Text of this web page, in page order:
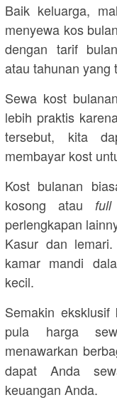
Baik keluarga,
menyewa kos
dengan tarif
atau tahunan yang
Sewa kost
lebih praktis
tersebut, kita
membayar kost
Kost bulanan
kosong atau
perlengkapan
Kasur dan
kamar mandi
kecil.
Semakin
pula harga
menawarkan
dapat Anda
keuangan Anda.